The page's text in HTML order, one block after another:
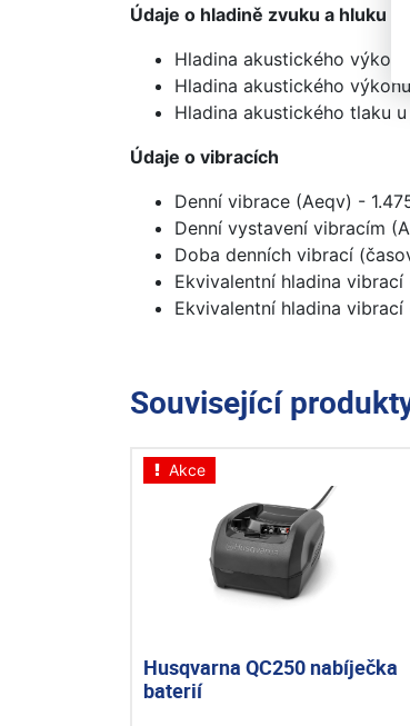
Údaje o hladině zvuku a hluku
Hladina akustického
Hladina akustického
Hladina akustického tlaku
Údaje o vibracích
Denní vibrace (Aeqv) -
Denní vystavení vibracím
Doba denních vibrací
Ekvivalentní hladina
Ekvivalentní hladina
Související
Akce
Husqvarna QC250 nabíječka
baterií